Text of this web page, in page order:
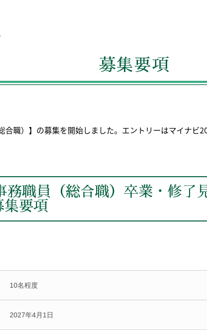
募集要項
合職）】の募集を開始しました。エントリーはマイナビ
務職員（総合職）卒業・修了
要項
10名程度
2027年4月1日